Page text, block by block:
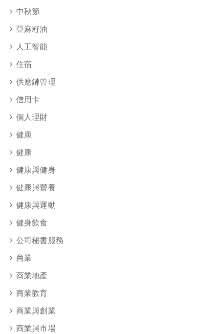
中秋節
亞麻籽油
人工智能
住宿
供應鏈管理
信用卡
個人理財
健康
健康
健康與健身
健康與營養
健康與運動
健身飲食
公司秘書服務
商業
商業地產
商業教育
商業與創業
商業與市場